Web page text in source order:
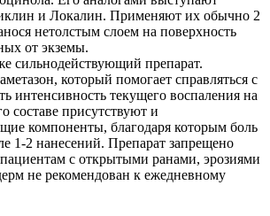
и Локалин. Применяют их обычно 2
нетолстым слоем на поверхность
от экземы.
сильнодействующий препарат.
который помогает справляться с
интенсивность текущего воспаления на
составе присутствуют и
компоненты, благодаря которым боль
1-2 нанесений. Препарат запрещено
пациентам с открытыми ранами, эрозиями
не рекомендован к ежедневному